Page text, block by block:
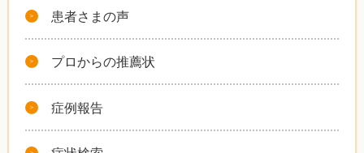
患者さまの声
プロからの推薦状
症例報告